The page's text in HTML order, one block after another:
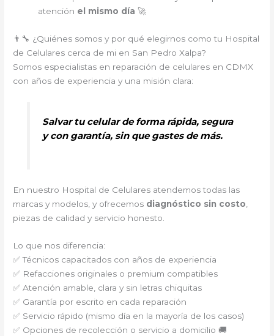
atención el mismo día 🚀
👨‍🔧 ¿Quiénes somos y por qué elegirnos como tu Hospital
de Celulares cerca de mi en San Pedro Xalpa?
Somos especialistas en reparación de celulares en CDMX
con años de experiencia y una misión clara:
Salvar tu celular de forma rápida, segura
y con garantía, sin que gastes de más.
En nuestro Hospital de Celulares atendemos todas las
marcas y modelos, y ofrecemos diagnóstico sin costo,
piezas de calidad y servicio honesto.
Lo que nos diferencia:
✅ Técnicos capacitados con años de experiencia
✅ Refacciones originales o premium compatibles
✅ Atención amable, clara y sin letras chiquitas
✅ Garantía por escrito en cada reparación
✅ Servicio rápido (mismo día en la mayoría de los casos)
✅ Opciones de recolección o servicio a domicilio 🚚